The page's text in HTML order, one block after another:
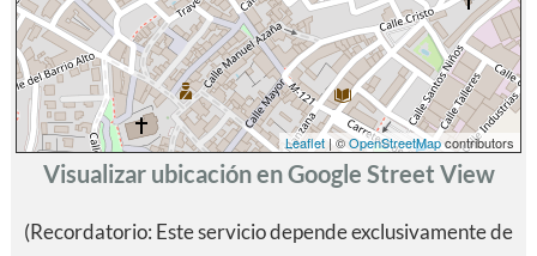
Leaflet| ©OpenStreetMapcontributors
Visualizar ubicación en Google Street View
(Recordatorio: Este servicio depende exclusivamente de